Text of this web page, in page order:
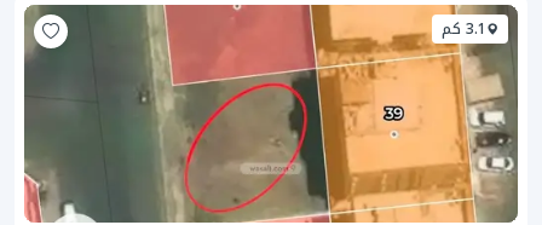
3.1 كم